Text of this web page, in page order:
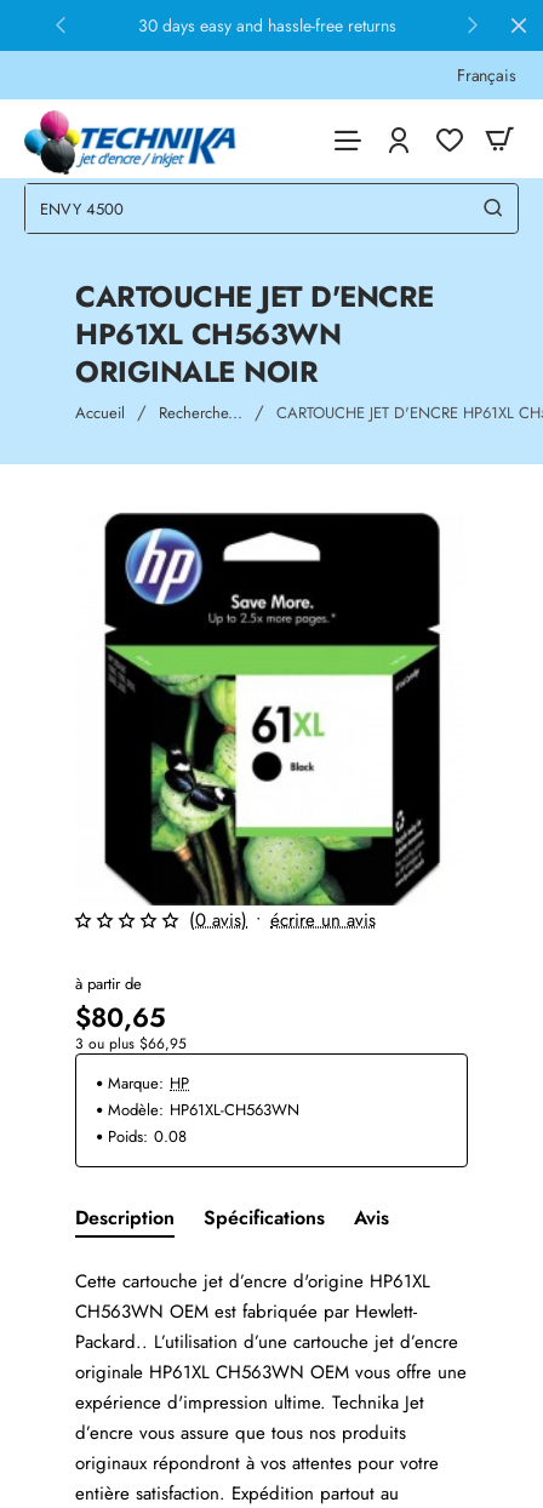
30 days easy and hassle-free returns
Français
CARTOUCHE JET D'ENCRE
HP61XL CH563WN
ORIGINALE NOIR
Accueil homeRecherche... CARTOUCHE JET D'ENCRE HP61XL
(0 avis) • écrire un avis
à partir de
$80,65
3 ou plus $66,95
Marque: HP
Modèle: HP61XL-CH563WN
Poids: 0.08
Description Spécifications Avis
Cette cartouche jet d’encre d'origine HP61XL
CH563WN OEM est fabriquée par Hewlett-
Packard.. L’utilisation d’une cartouche jet d’encre
originale HP61XL CH563WN OEM vous offre une
expérience d'impression ultime. Technika Jet
d’encre vous assure que tous nos produits
originaux répondront à vos attentes pour votre
entière satisfaction. Expédition partout au